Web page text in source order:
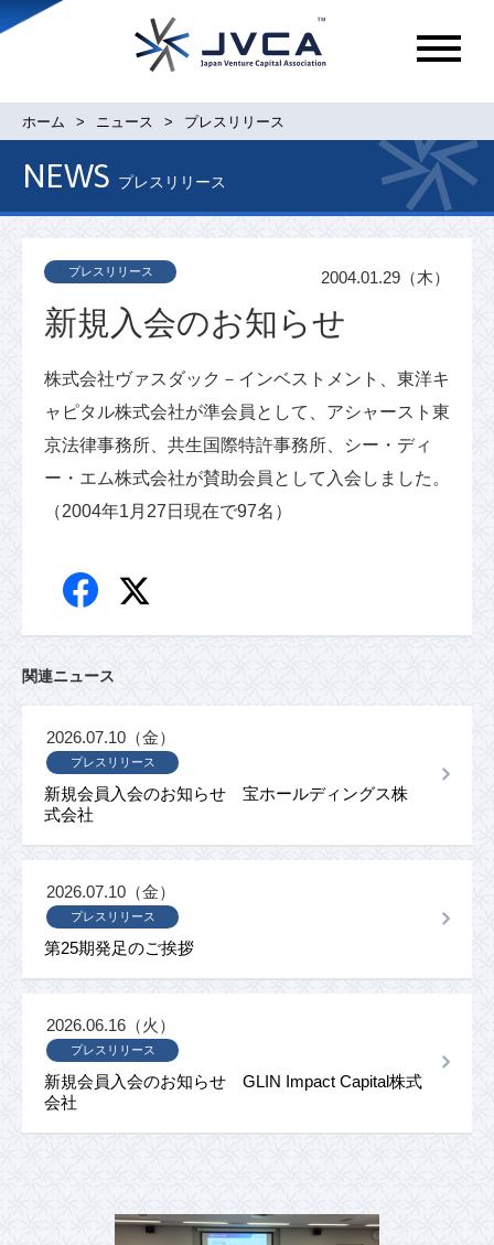
メ
ュ
ホーム ニュース プレスリリース
NEWS プレスリリース
新規入会のお知らせ
プレスリリース 2004.01.29（木）
株式会社ヴァスダック－インベストメント、東洋キ
ャピタル株式会社が準会員として、アシャースト東
京法律事務所、共生国際特許事務所、シー・ディ
ー・エム株式会社が賛助会員として入会しました。
（2004年1月27日現在で97名）
関連ニュース
新規会員入会のお知らせ 宝ホールディングス株
式会社
プレスリリース
2026.07.10（金）
第25期発足のご挨拶
プレスリリース
2026.07.10（金）
新規会員入会のお知らせ GLIN Impact Capital株式
会社
プレスリリース
2026.06.16（火）